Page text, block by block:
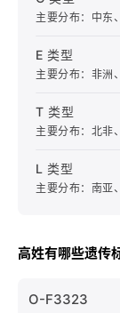
主要分布：中东
E 类型
主要分布：非洲
T 类型
主要分布：北非
L 类型
主要分布：南亚
高姓有哪些遗传
O-F3323